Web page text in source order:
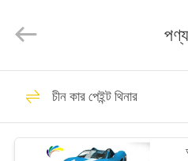
পণ্য
Technology
Rights
রিফিনিশ কার
পণ্য
চীন কার পেইন্ট থিনার